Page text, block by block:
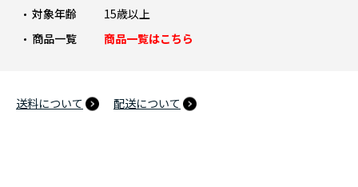
対象年齢
15歳以上
商品一覧
商品一覧はこちら
送料について 配送について